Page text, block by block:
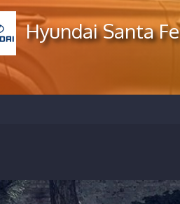
Hyundai Santa Fe